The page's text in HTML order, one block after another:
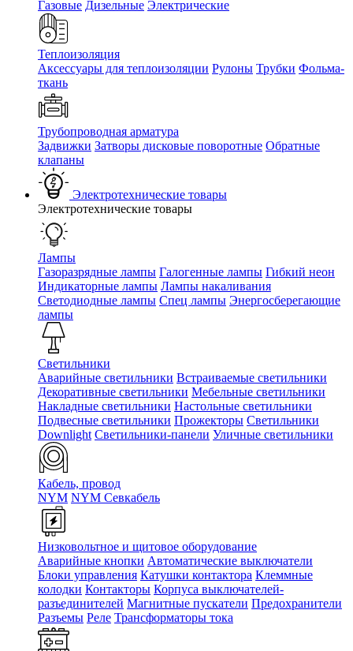
Газовые Дизельные Электрические
Теплоизоляция
Аксессуары для теплоизоляции Рулоны Трубки Фольма-
ткань
Трубопроводная арматура
Задвижки Затворы дисковые поворотные Обратные
клапаны
Электротехнические товары
Электротехнические товары
Лампы
Газоразрядные лампы Галогенные лампы Гибкий неон
Индикаторные лампы Лампы накаливания
Светодиодные лампы Спец лампы Энергосберегающие
лампы
Светильники
Аварийные светильники Встраиваемые светильники
Декоративные светильники Мебельные светильники
Накладные светильники Настольные светильники
Подвесные светильники Прожекторы Светильники
Downlight Светильники-панели Уличные светильники
Кабель, провод
NYM NYM Севкабель
Низковольтное и щитовое оборудование
Аварийные кнопки Автоматические выключатели
Блоки управления Катушки контактора Клеммные
колодки Контакторы Корпуса выключателей-
разъединителей Магнитные пускатели Предохранители
Разъемы Реле Трансформаторы тока